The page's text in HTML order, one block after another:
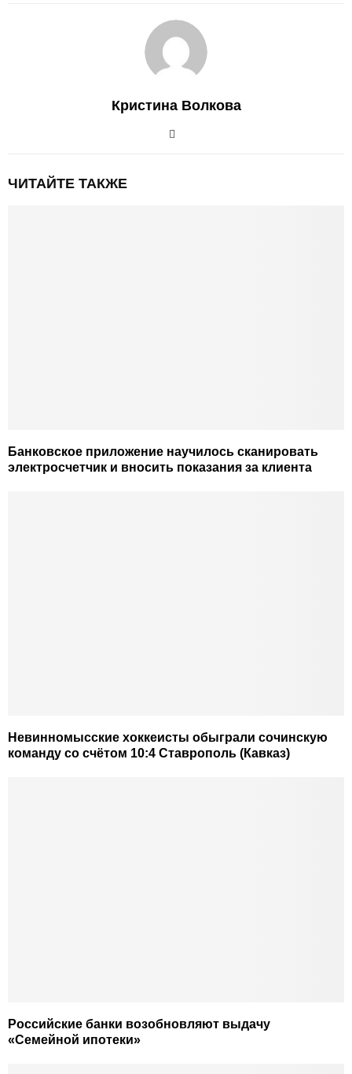
Кристина Волкова
ЧИТАЙТЕ ТАКЖЕ
Банковское приложение научилось сканировать
электросчетчик и вносить показания за клиента
Невинномысские хоккеисты обыграли сочинскую
команду со счётом 10:4 Ставрополь (Кавказ)
Российские банки возобновляют выдачу
«Семейной ипотеки»